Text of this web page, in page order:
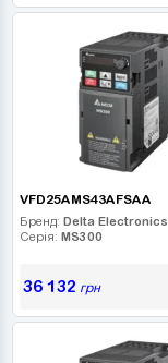
VFD25AMS43AFSAA
Бренд: Delta Electronics
Серія: MS300
36 132 грн